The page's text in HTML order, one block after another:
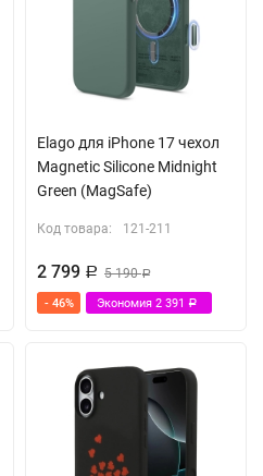
Elago для iPhone 17 чехол
Magnetic Silicone Midnight
Green (MagSafe)
Код товара: 121-211
2 799 Р 5 190Р
- 46% Экономия 2 391 Р